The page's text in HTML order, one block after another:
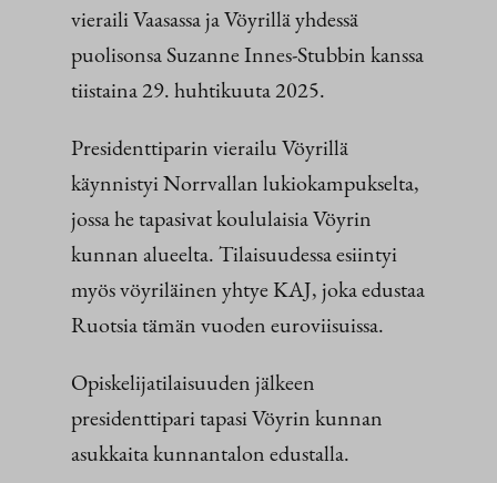
vieraili Vaasassa ja Vöyrillä yhdessä
puolisonsa Suzanne Innes-Stubbin kanssa
tiistaina 29. huhtikuuta 2025.
Presidenttiparin vierailu Vöyrillä
käynnistyi Norrvallan lukiokampukselta,
jossa he tapasivat koululaisia Vöyrin
kunnan alueelta. Tilaisuudessa esiintyi
myös vöyriläinen yhtye KAJ, joka edustaa
Ruotsia tämän vuoden euroviisuissa.
Opiskelijatilaisuuden jälkeen
presidenttipari tapasi Vöyrin kunnan
asukkaita kunnantalon edustalla.